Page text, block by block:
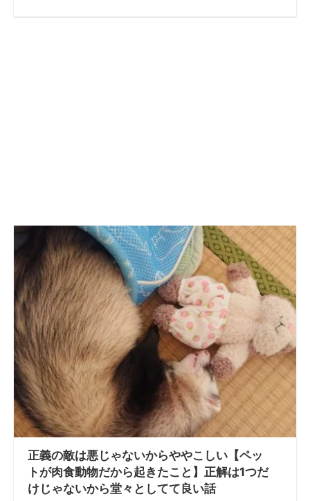
正義の敵は悪じゃないからややこしい【ペッ
トが肉食動物だから起きたこと】正解は1つだ
けじゃないから堂々としてて良い話